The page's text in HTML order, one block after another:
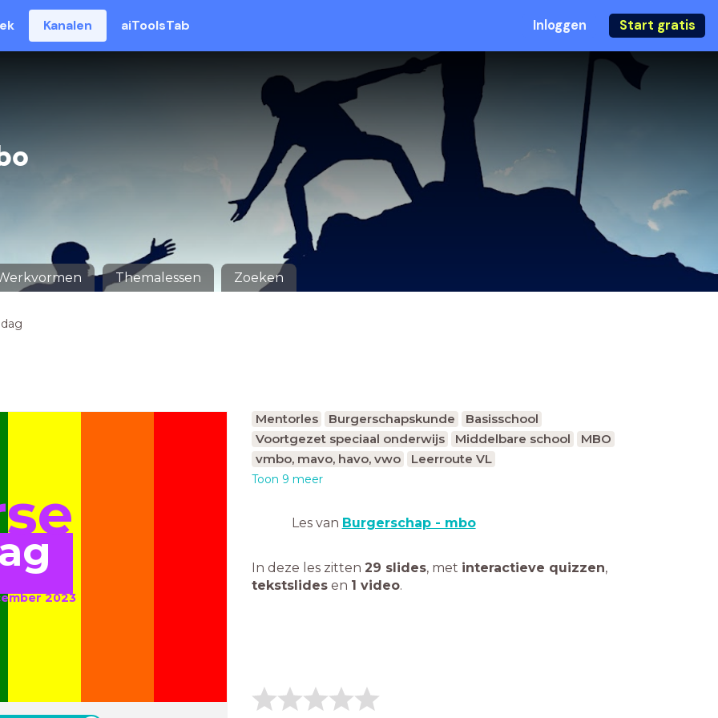
Kanalen aiToolsTab Inloggen Start gratis
Themalessen Zoeken
mber 2023
Mentorles Burgerschapskunde
Basisschool
Voortgezet speciaal onderwijs
Middelbare school
MBO
vmbo, mavo, havo, vwo
Leerroute VL
Toon 9 meer
Les van Burgerschap - mbo
In deze les zitten 29 slides, met interactieve quizzen,
tekstslides en 1 video.